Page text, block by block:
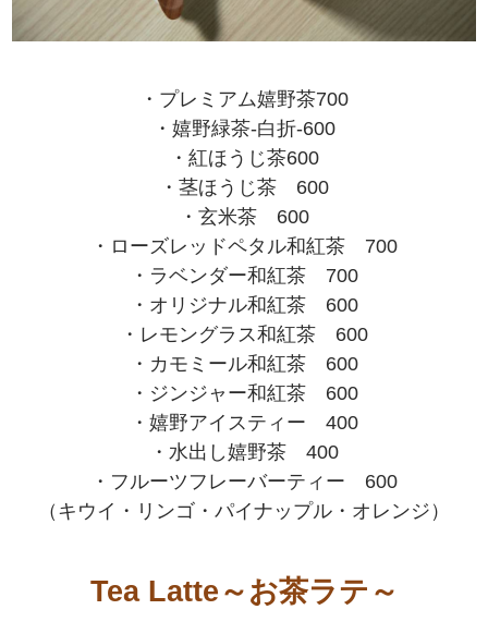
・プレミアム嬉野茶700
・嬉野緑茶-白折-600
・紅ほうじ茶600
・茎ほうじ茶 600
・玄米茶 600
・ローズレッドペタル和紅茶 700
・ラベンダー和紅茶 700
・オリジナル和紅茶 600
・レモングラス和紅茶 600
・カモミール和紅茶 600
・ジンジャー和紅茶 600
・嬉野アイスティー 400
・水出し嬉野茶 400
・フルーツフレーバーティー 600
（キウイ・リンゴ・パイナップル・オレンジ）
Tea Latte～お茶ラテ～